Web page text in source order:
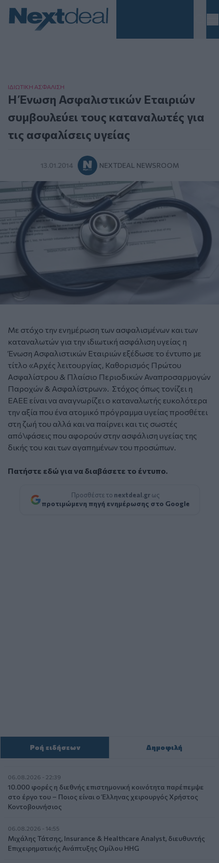
ΙΔΙΩΤΙΚΗ ΑΣΦAΛΙΣΗ
Η Ένωση Ασφαλιστικών Eταιριών
συμβουλεύει τους καταναλωτές για
τις ασφαλίσεις υγείας
13.01.2014 NEXTDEAL NEWSROOM
Με στόχο την ενημέρωση των ασφαλισμένων και των
καταναλωτών για την ιδιωτική ασφάλιση υγείας η
Ένωση Ασφαλιστικών Εταιριών εξέδωσε το έντυπο με
τίτλο «Αρχές λειτουργίας, Καθορισμός Πρώτου
Ασφαλίστρου & Πλαίσιο Περιοδικών Αναπροσαρμογών
Παροχών & Ασφαλίστρων». Στόχος όπως τονίζει η
ΕΑΕΕ είναι να αναγνωρίζει ο καταναλωτής ευκολότερα
την αξία που ένα ατομικό πρόγραμμα υγείας προσθέτει
στη ζωή του αλλά και να παίρνει και τις σωστές
από\φάσεις που αφορούν στην ασφάλιση υγείας της
δικής του και των αγαπημένων του προσώπων.
Πατήστε εδώ για να διαβάσετε το έντυπο.
Προσθέστε το nextdeal.gr ως
προτιμώμενη πηγή ενημέρωσης στο Google
Ροή ειδήσεων Δημοφιλή
06.08.2026 - 22:39
10.000 φορές η διεθνής επιστημονική κοινότητα παρέπεμψε
στο έργο του – Ποιος είναι ο Έλληνας χειρουργός Χρήστος
Κοντοβουνήσιος
06.08.2026 - 14:55
Μιχάλης Τάτσης, Insurance & Healthcare Analyst, διευθυντής
Επιχειρηματικής Ανάπτυξης Ομίλου HHG